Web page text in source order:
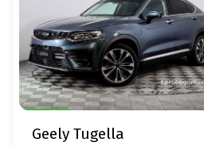
Geely Tugella